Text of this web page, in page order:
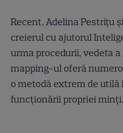
Recent, Adelina Pestrițu
creierul cu ajutorul
urma procedurii, vedeta
mapping-ul oferă
o metodă extrem de utilă
funcționării propriei minți.